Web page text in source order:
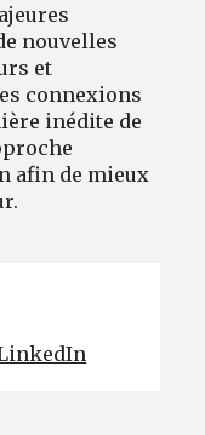
nouvelles
et
connexions
inédite de
afin de mieux